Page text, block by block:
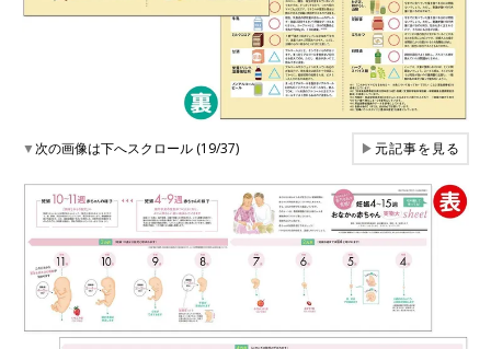
▼次の画像は下へスクロール (19/37) ▶元記事を見る